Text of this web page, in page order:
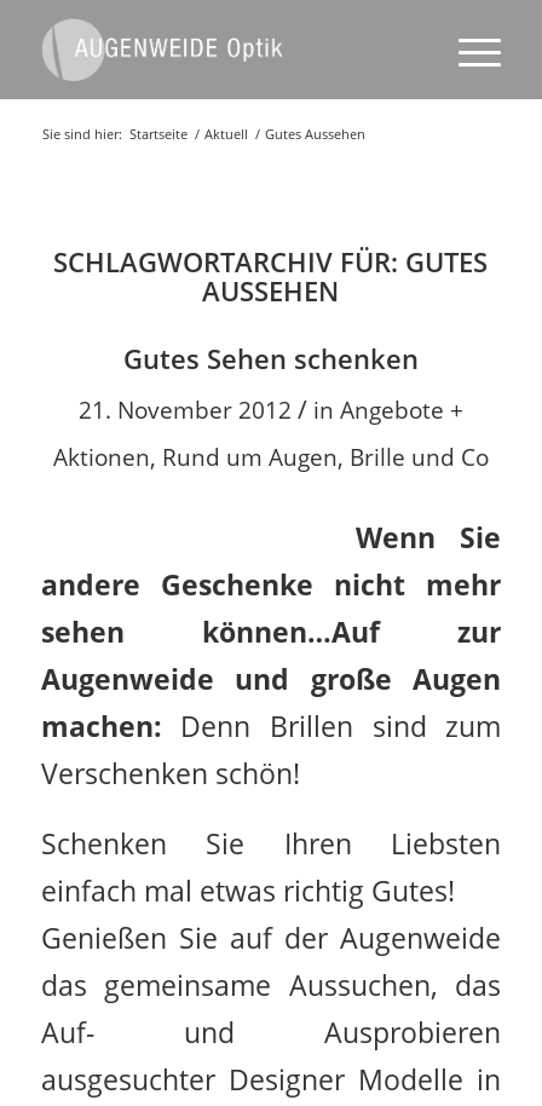
Sie sind hier: Startseite / Aktuell / Gutes Aussehen
SCHLAGWORTARCHIV FÜR: GUTES
AUSSEHEN
Gutes Sehen schenken
21. November 2012 / in Angebote +
Aktionen, Rund um Augen, Brille und Co
Wenn Sie
andere Geschenke nicht mehr
sehen können…Auf zur
Augenweide und große Augen
machen: Denn Brillen sind zum
Verschenken schön!
Schenken Sie Ihren Liebsten
einfach mal etwas richtig Gutes!
Genießen Sie auf der Augenweide
das gemeinsame Aussuchen, das
Auf- und Ausprobieren
ausgesuchter Designer Modelle in